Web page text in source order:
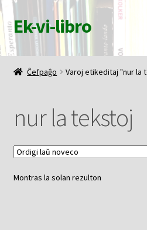
Pretersalti
al
navigado
Iri
rekte
al
la
enhavo
Ek-vi-libro
Ĉefpaĝo
Korbo
Mia konto
Pagi
Ĉefpaĝo Varoj etikeditaj "nur la
nur la tekstoj
Montras la solan rezulton